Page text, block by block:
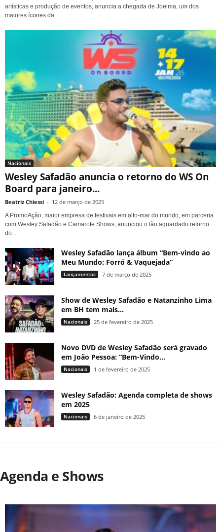
artísticas e produção de eventos, anuncia a chegada de Joelma, um dos
maiores ícones da...
Nacionais
Wesley Safadão anuncia o retorno do WS On
Board para janeiro...
Beatriz Chiessi - 12 de março de 2025
A PromoAção, maior empresa de festivais em alto-mar do mundo, em parceria
com Wesley Safadão e Camarote Shows, anunciou o tão aguardado retorno
do...
Wesley Safadão lança álbum “Bem-vindo ao
Meu Mundo: Forró & Vaquejada”
Lançamentos 7 de março de 2025
Show de Wesley Safadão e Natanzinho Lima
em BH tem mais...
Nacionais 25 de fevereiro de 2025
Novo DVD de Wesley Safadão será gravado
em João Pessoa: “Bem-Vindo...
Nacionais 1 de fevereiro de 2025
Wesley Safadão: Agenda completa de shows
em 2025
Nacionais 6 de janeiro de 2025
Agenda e Shows